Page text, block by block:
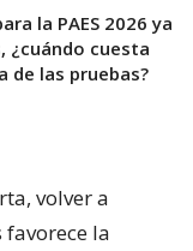
la PAES 2026 ya
¿cuándo cuesta
de las pruebas?
volver a
la